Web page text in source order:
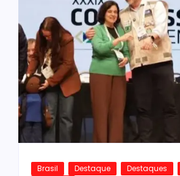
Brasil Destaque Destaques